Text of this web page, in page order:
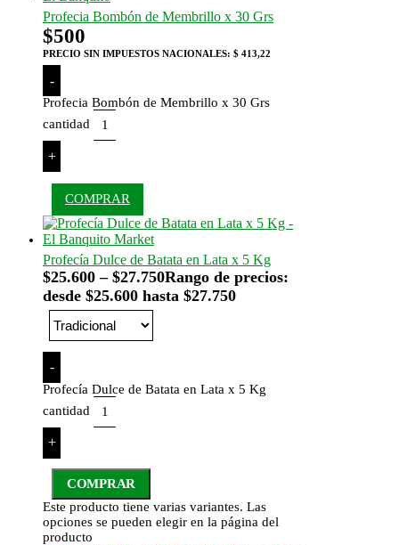
Profecia Bombón de Membrillo x 30 Grs
$500
PRECIO SIN IMPUESTOS NACIONALES: $ 413,22
-
Profecia Bombón de Membrillo x 30 Grs
cantidad
+
COMPRAR
Profecía Dulce de Batata en Lata x 5 Kg
$25.600 – $27.750Rango de precios:
desde $25.600 hasta $27.750
-
Profecía Dulce de Batata en Lata x 5 Kg
cantidad
+
COMPRAR
Este producto tiene varias variantes. Las
opciones se pueden elegir en la página del
producto